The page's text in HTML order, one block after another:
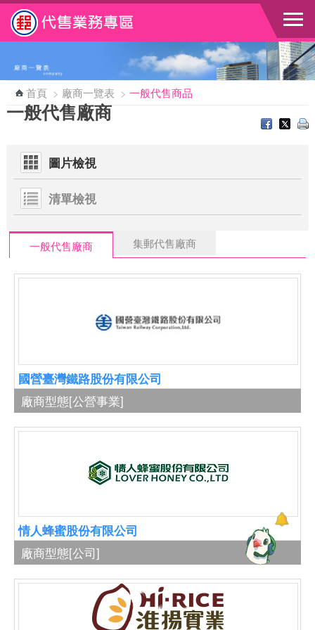
跳到主要內容區塊
首頁 > 廠商一覽表 > 一般代售商品
一般代售廠商
圖片檢視
清單檢視
一般代售廠商 集郵代售廠商
國營臺灣鐵路股份有限公司
廠商型態[公營事業]
情人蜂蜜股份有限公司
廠商型態[公司]